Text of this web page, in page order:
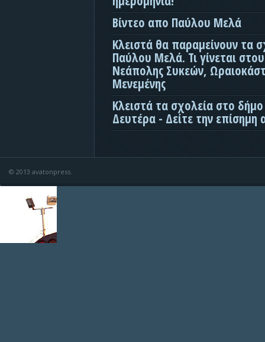
Βίντεο απο Παύλου Μελά
Κλειστά θα παραμείνουν τα
Παύλου Μελά. Τι γίνεται
Νεάπολης Συκεών,
Μενεμένης
Κλειστά τα σχολεία στο
Δευτέρα - Δείτε την επίσημη
© 2013 avatonpress.